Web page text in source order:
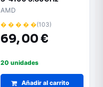
AMD
� � � � �(103)
69,00 €
20 unidades
Añadir al carrito